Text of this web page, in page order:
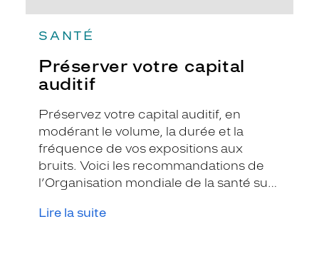
SANTÉ
Préserver votre capital
auditif
Préservez votre capital auditif, en
modérant le volume, la durée et la
fréquence de vos expositions aux
bruits. Voici les recommandations de
l’Organisation mondiale de la santé sur
Lire la suite